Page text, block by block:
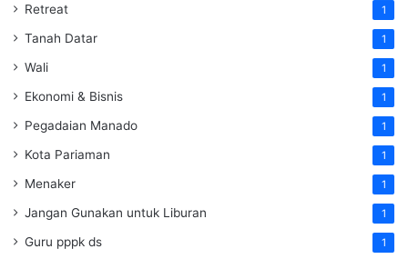
Retreat 1
Tanah Datar 1
Wali 1
Ekonomi & Bisnis 1
Pegadaian Manado 1
Kota Pariaman 1
Menaker 1
Jangan Gunakan untuk Liburan 1
Guru pppk ds 1